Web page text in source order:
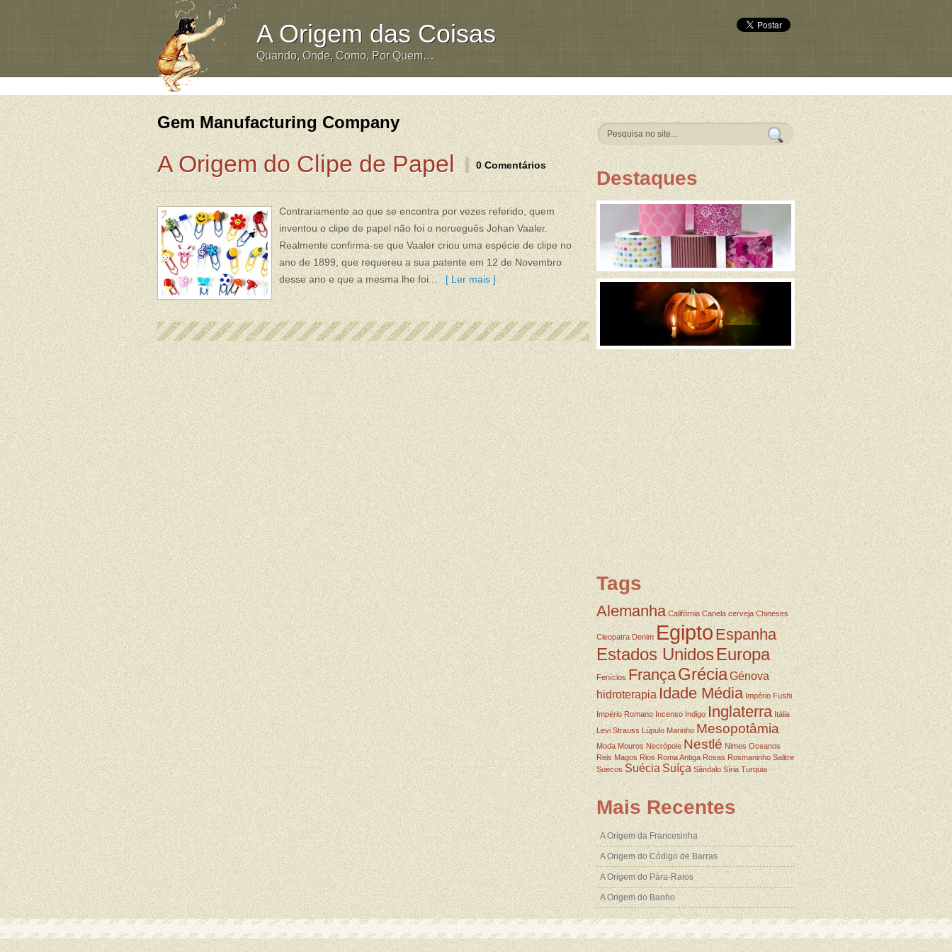
A Origem das Coisas
Quando, Onde, Como, Por Quem…
Gem Manufacturing Company
A Origem do Clipe de Papel 0 Comentários
Contrariamente ao que se encontra por vezes referido, quem
inventou o clipe de papel não foi o norueguês Johan Vaaler.
Realmente confirma-se que Vaaler criou uma espécie de clipe no
ano de 1899, que requereu a sua patente em 12 de Novembro
desse ano e que a mesma lhe foi... [ Ler mais ]
Destaques
Tags
Alemanha Califórnia Canela cerveja Chineses
Cleopatra Denim EgiptoEspanha
Estados UnidosEuropa
Fenícios FrançaGréciaGénova
hidroterapiaIdade Média Império Fushi
Império Romano Incenso Indigo Inglaterra Itália
Levi Strauss Lúpulo Marinho Mesopotâmia
Moda Mouros Necrópole Nestlé Nimes Oceanos
Reis Magos Rios Roma Antiga Rosas Rosmaninho Salitre
Suecos Suécia Suíça Sândalo Síria Turquia
Mais Recentes
A Origem da Francesinha
A Origem do Código de Barras
A Origem do Pára-Raios
A Origem do Banho